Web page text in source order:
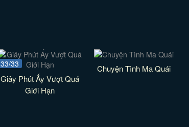
33/33
Giây Phút Ấy Vượt Quá
Giới Hạn
Chuyện Tình Ma Quái